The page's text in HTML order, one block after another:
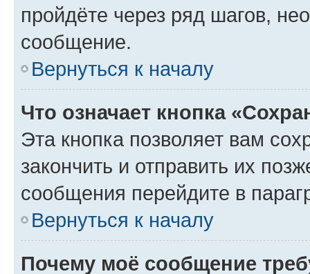
пройдёте через ряд шагов,
сообщение.
Вернуться к началу
Что означает кнопка
Эта кнопка позволяет вам
закончить и отправить их
сообщения перейдите в
Вернуться к началу
Почему моё сообщение